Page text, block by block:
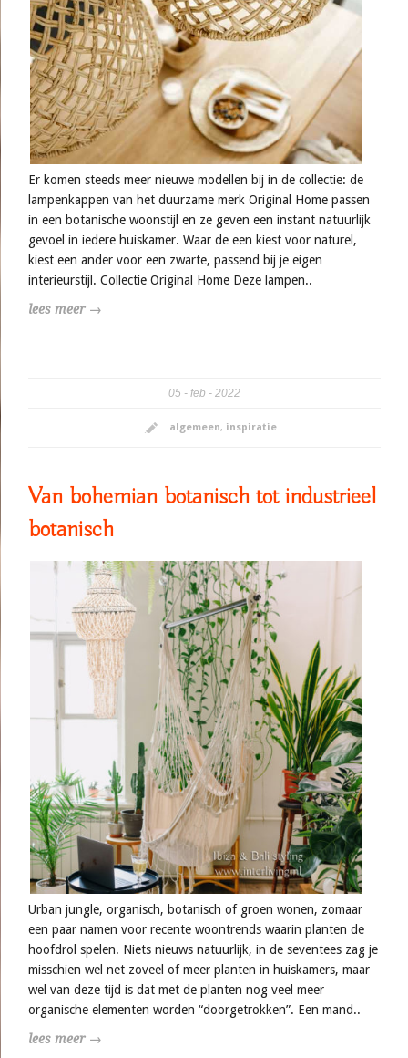
Er komen steeds meer nieuwe modellen bij in de collectie: de
lampenkappen van het duurzame merk Original Home passen
in een botanische woonstijl en ze geven een instant natuurlijk
gevoel in iedere huiskamer. Waar de een kiest voor naturel,
kiest een ander voor een zwarte, passend bij je eigen
interieurstijl. Collectie Original Home Deze lampen..
lees meer →
05 feb 2022
algemeen, inspiratie
Van bohemian botanisch tot industrieel
botanisch
Urban jungle, organisch, botanisch of groen wonen, zomaar
een paar namen voor recente woontrends waarin planten de
hoofdrol spelen. Niets nieuws natuurlijk, in de seventees zag je
misschien wel net zoveel of meer planten in huiskamers, maar
wel van deze tijd is dat met de planten nog veel meer
organische elementen worden “doorgetrokken”. Een mand..
lees meer →